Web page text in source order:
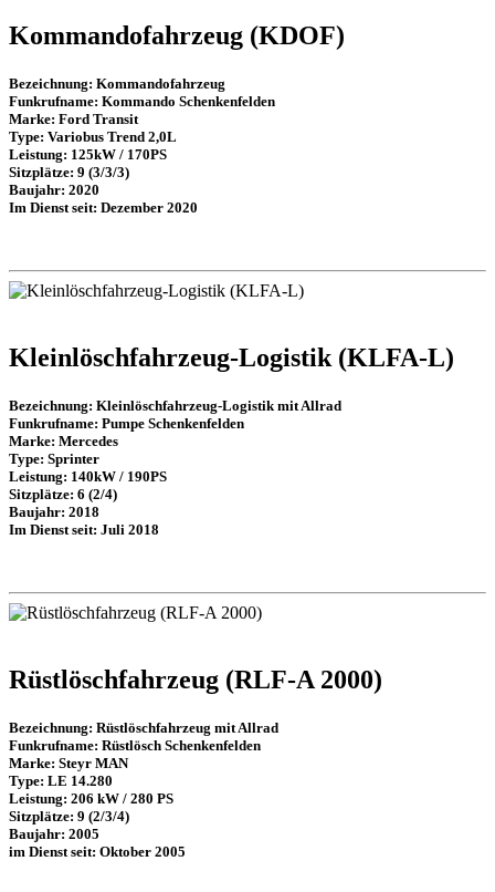
Kommandofahrzeug (KDOF)
Bezeichnung: Kommandofahrzeug
Funkrufname: Kommando Schenkenfelden
Marke: Ford Transit
Type: Variobus Trend 2,0L
Leistung: 125kW / 170PS
Sitzplätze: 9 (3/3/3)
Baujahr: 2020
Im Dienst seit: Dezember 2020
Kleinlöschfahrzeug-Logistik (KLFA-L)
Bezeichnung: Kleinlöschfahrzeug-Logistik mit Allrad
Funkrufname: Pumpe Schenkenfelden
Marke: Mercedes
Type: Sprinter
Leistung: 140kW / 190PS
Sitzplätze: 6 (2/4)
Baujahr: 2018
Im Dienst seit: Juli 2018
Rüstlöschfahrzeug (RLF-A 2000)
Bezeichnung: Rüstlöschfahrzeug mit Allrad
Funkrufname: Rüstlösch Schenkenfelden
Marke: Steyr MAN
Type: LE 14.280
Leistung: 206 kW / 280 PS
Sitzplätze: 9 (2/3/4)
Baujahr: 2005
im Dienst seit: Oktober 2005